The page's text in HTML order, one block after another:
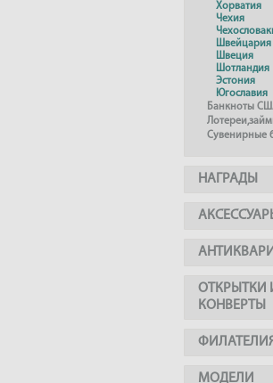
Хорватия
Чехия
Швейцария
Швеция
Шотландия
Эстония
Югославия
Банкноты
Сувенирные
НАГРАДЫ
ОТКРЫТКИ
КОНВЕРТЫ
МОДЕЛИ